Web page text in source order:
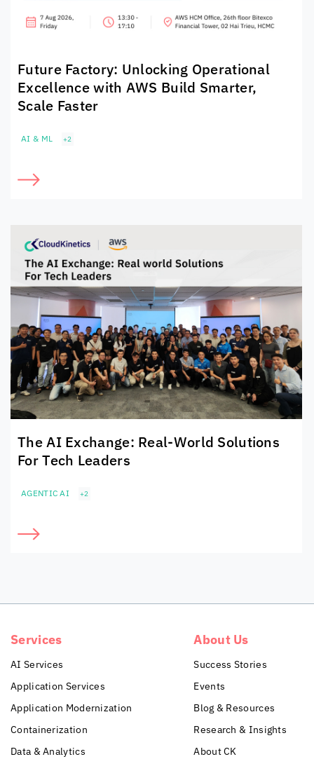
Future Factory: Unlocking Operational
Excellence with AWS Build Smarter,
Scale Faster
AI & ML +2
The AI Exchange: Real-World Solutions
For Tech Leaders
AGENTIC AI +2
Services
AI Services
Application Services
Application Modernization
Containerization
Data & Analytics
About Us
Success Stories
Events
Blog & Resources
Research & Insights
About CK